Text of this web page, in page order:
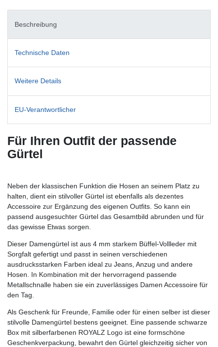
Beschreibung
Technische Daten
Weitere Details
EU-Verantwortlicher
Für Ihren Outfit der passende
Gürtel
Neben der klassischen Funktion die Hosen an seinem Platz zu
halten, dient ein stilvoller Gürtel ist ebenfalls als dezentes
Accessoire zur Ergänzung des eigenen Outfits. So kann ein
passend ausgesuchter Gürtel das Gesamtbild abrunden und für
das gewisse Etwas sorgen.
Dieser Damengürtel ist aus 4 mm starkem Büffel-Vollleder mit
Sorgfalt gefertigt und passt in seinen verschiedenen
ausdrucksstarken Farben ideal zu Jeans, Anzug und andere
Hosen. In Kombination mit der hervorragend passende
Metallschnalle haben sie ein zuverlässiges Damen Accessoire für
den Tag.
Als Geschenk für Freunde, Familie oder für einen selber ist dieser
stilvolle Damengürtel bestens geeignet. Eine passende schwarze
Box mit silberfarbenen ROYALZ Logo ist eine formschöne
Geschenkverpackung, bewahrt den Gürtel gleichzeitig sicher von